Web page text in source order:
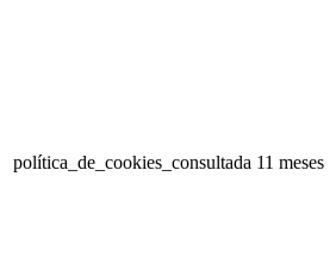
política_de_cookies_consultada 11 meses